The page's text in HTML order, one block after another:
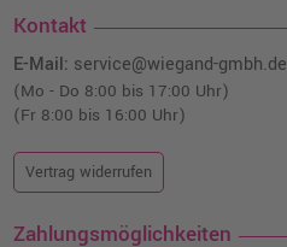
Kontakt
E-Mail: service@wiegand-gmbh.de
(Mo - Do 8:00 bis 17:00 Uhr)
(Fr 8:00 bis 16:00 Uhr)
Vertrag widerrufen
Zahlungsmöglichkeiten